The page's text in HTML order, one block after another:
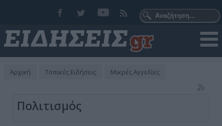
Αρχική Τοπικές Ειδήσεις Μικρές Αγγελίες
Πολιτισμός